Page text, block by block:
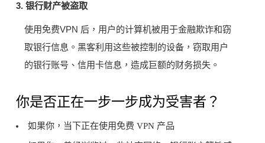
3. 银行财产被盗取
使用免费VPN 后，用户的计算机被用于金融欺诈和窃
取银行信息。黑客利用这些被控制的设备，窃取用户
的银行账号、信用卡信息，造成巨额的财务损失​。
你是否正在一步一步成为受害者？
如果你，当下正在使用免费 VPN 产品